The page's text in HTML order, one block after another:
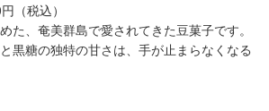
（税込）
た、奄美群島で愛されてきた豆菓子です。
黒糖の独特の甘さは、手が止まらなくなる